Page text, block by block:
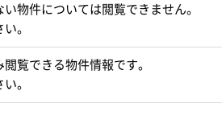
物件については閲覧できません。
。
覧できる物件情報です。
。